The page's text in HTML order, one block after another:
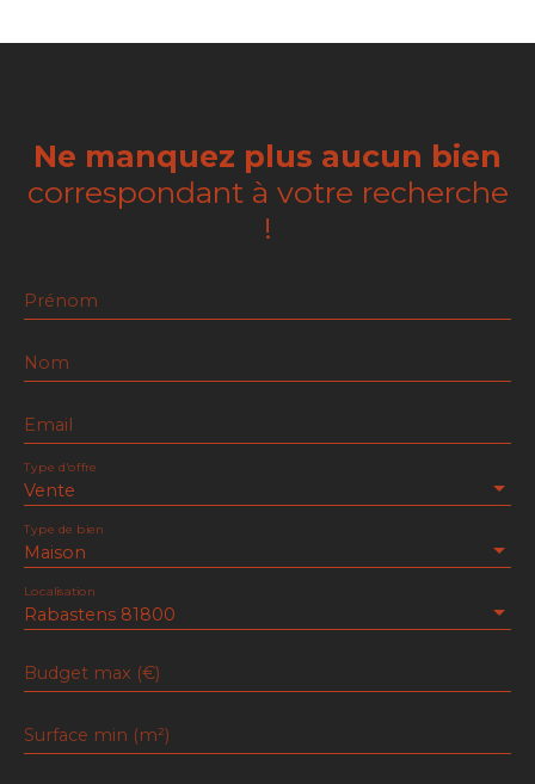
Ne manquez plus aucun bien
correspondant à votre recherche
!
Prénom
Nom
Email
Vente
Type d'offre
Maison
Type de bien
Rabastens 81800
Localisation
Budget max (€)
Surface min (m²)